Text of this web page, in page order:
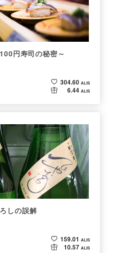
円寿司の秘密～
304.60 ALIS
6.44 ALIS
しの誤解
159.01 ALIS
10.57 ALIS